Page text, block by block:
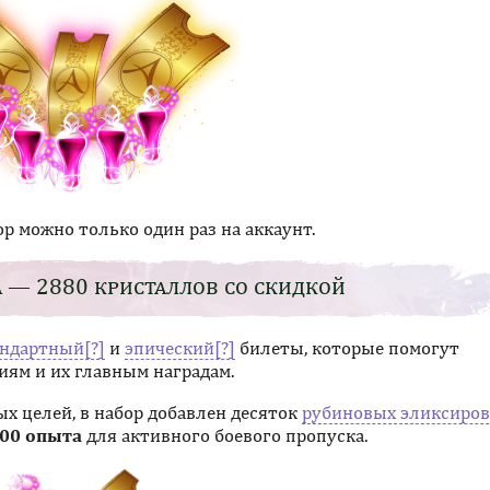
можно только один раз на аккаунт.
— 2880 кристаллов со скидкой
и эпический
билеты, которые помогут
и их главным наградам.
целей, в набор добавлен десяток рубиновых эликсиров
опыта для активного боевого пропуска.